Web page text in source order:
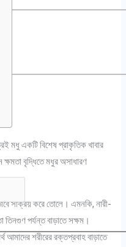
মধু একটি বিশেষ প্রাকৃতিক খাবার
ক্ষমতা বৃদ্ধিতে মধুর অসাধারণ
সক্রিয় করে তোলে। এমনকি, নারী-
পর্যন্ত বাড়াতে সক্ষম।
আমাদের শরীরের রক্তপ্রবাহ বাড়াতে